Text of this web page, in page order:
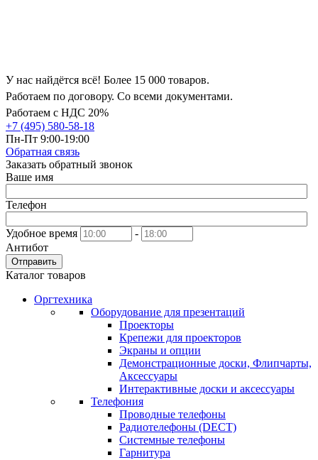
У нас найдётся всё! Более 15 000 товаров.
Работаем по договору. Со всеми документами.
Работаем с НДС 20%
+7 (495) 580-58-18
Пн-Пт 9:00-19:00
Обратная связь
Заказать обратный звонок
Ваше имя
Телефон
Удобное время
-
Антибот
Отправить
Каталог товаров
Оргтехника
Оборудование для презентаций
Проекторы
Крепежи для проекторов
Экраны и опции
Демонстрационные доски, Флипчарты,
Аксессуары
Интерактивные доски и аксессуары
Телефония
Проводные телефоны
Радиотелефоны (DECT)
Системные телефоны
Гарнитура